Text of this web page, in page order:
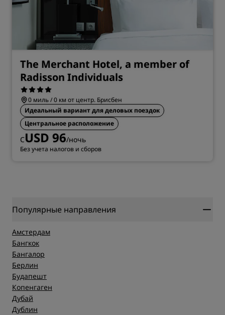
The Merchant Hotel, a member of
Radisson Individuals
0 миль / 0 км от центр. Брисбен
Идеальный вариант для деловых поездок
Центральное расположение
СUSD 96/ночь
Без учета налогов и сборов
Популярные направления
Амстердам
Бангкок
Бангалор
Берлин
Будапешт
Копенгаген
Дубай
Дублин